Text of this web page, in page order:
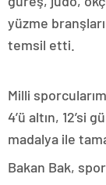
yüzme
temsil etti.
Milli
4’ü altın, 12’si
madalya ile
Bakan Bak,